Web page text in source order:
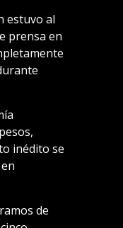
estuvo al
prensa en
inédito se
de